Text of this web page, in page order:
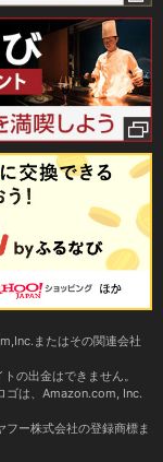
またはその関連会社
の出金はできません。
ゴは、Amazon.com, Inc.
ー株式会社の登録商標ま